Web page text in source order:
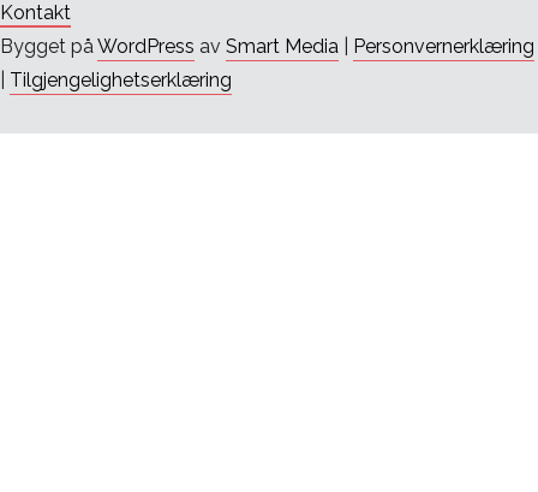
Kontakt
Bygget påWordPress av Smart Media
Personvernerklæring
Tilgjengelighetserklæring